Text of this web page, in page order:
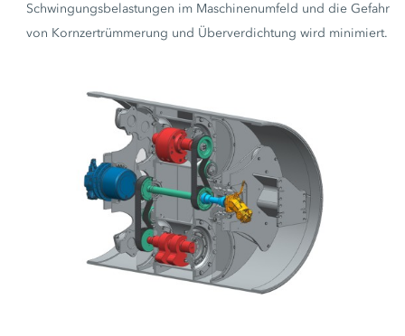
Schwingungsbelastungen im Maschinenumfeld und die Gefahr
von Kornzertrümmerung und Überverdichtung wird minimiert.